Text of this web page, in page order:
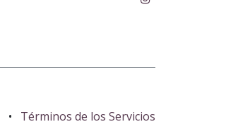
• Términos de los Servicios